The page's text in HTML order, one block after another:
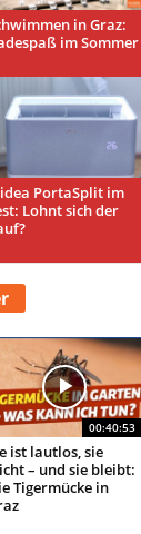
in Graz:
im Sommer
PortaSplit im
Lohnt sich der
00:40:53
ist lautlos, sie
– und sie bleibt:
Tigermücke in